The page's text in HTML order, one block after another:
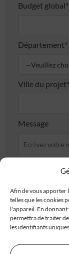
Afin de vous apporter
telles que les cookies
l'appareil. En donnant
permettra de traiter
les identifiants
Budget global*
Département*
Ville du projet*
Message
J'accepte
Je valide